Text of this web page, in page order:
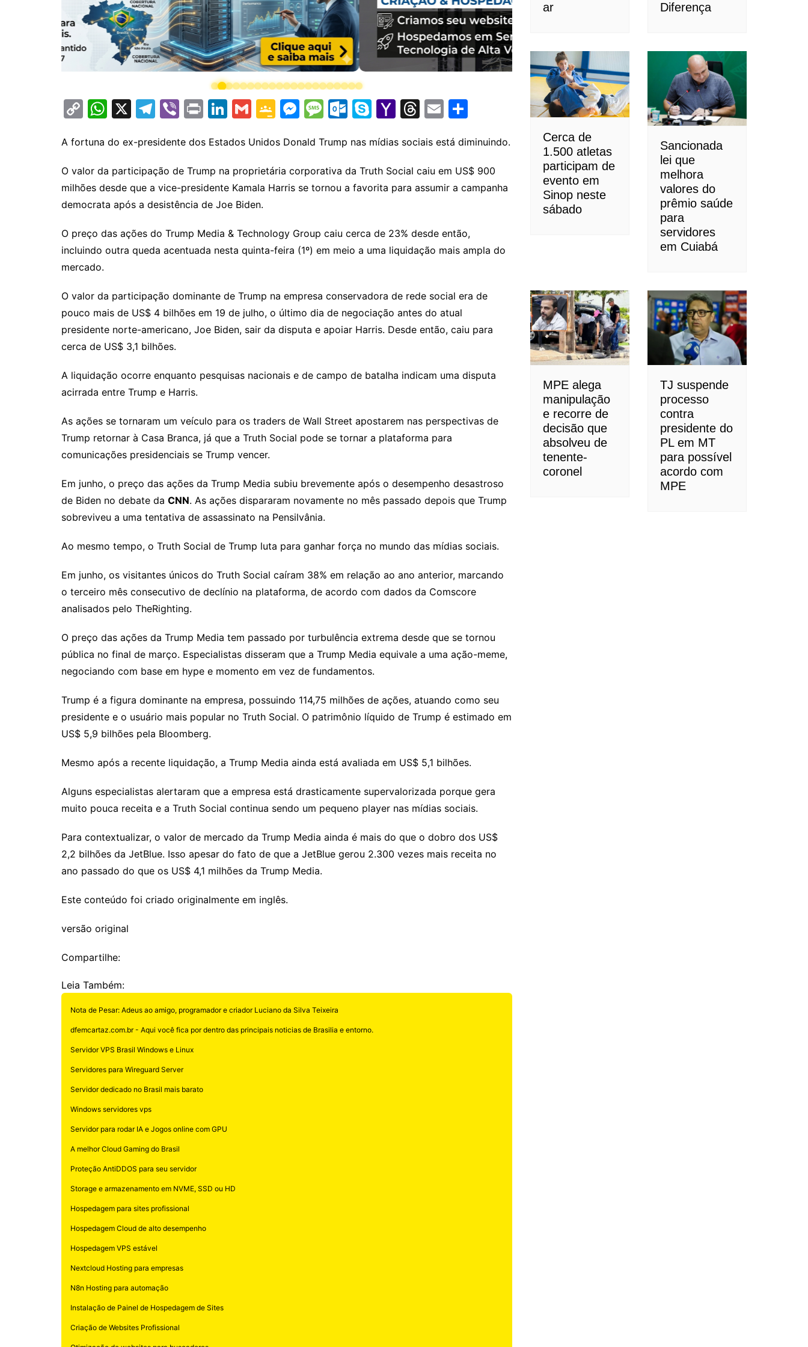
C
p
y
Li
n
W
at
s
A
p
X
T
e
gr
a
m
Vi
er
Pr
t
Li
k
e
dI
n
G
ai
l
G
o
gl
e
s
sr
o
m
M
s
s
e
er
M
s
s
a
O
lo
o
k.
m
S
y
p
e
Y
h
o
o
ai
l
T
e
a
d
E
ai
l
ar
e
A fortuna do ex-presidente dos Estados Unidos Donald Trump nas mídias sociais está diminuindo.
O valor da participação de Trump na proprietária corporativa da Truth Social caiu em US$ 900
milhões desde que a vice-presidente Kamala Harris se tornou a favorita para assumir a campanha
democrata após a desistência de Joe Biden.
O preço das ações do Trump Media & Technology Group caiu cerca de 23% desde então,
incluindo outra queda acentuada nesta quinta-feira (1º) em meio a uma liquidação mais ampla do
mercado.
O valor da participação dominante de Trump na empresa conservadora de rede social era de
pouco mais de US$ 4 bilhões em 19 de julho, o último dia de negociação antes do atual
presidente norte-americano, Joe Biden, sair da disputa e apoiar Harris. Desde então, caiu para
cerca de US$ 3,1 bilhões.
A liquidação ocorre enquanto pesquisas nacionais e de campo de batalha indicam uma disputa
acirrada entre Trump e Harris.
As ações se tornaram um veículo para os traders de Wall Street apostarem nas perspectivas de
Trump retornar à Casa Branca, já que a Truth Social pode se tornar a plataforma para
comunicações presidenciais se Trump vencer.
Em junho, o preço das ações da Trump Media subiu brevemente após o desempenho desastroso
de Biden no debate da CNN. As ações dispararam novamente no mês passado depois que Trump
sobreviveu a uma tentativa de assassinato na Pensilvânia.
Ao mesmo tempo, o Truth Social de Trump luta para ganhar força no mundo das mídias sociais.
Em junho, os visitantes únicos do Truth Social caíram 38% em relação ao ano anterior, marcando
o terceiro mês consecutivo de declínio na plataforma, de acordo com dados da Comscore
analisados ​​pelo TheRighting.
O preço das ações da Trump Media tem passado por turbulência extrema desde que se tornou
pública no final de março. Especialistas disseram que a Trump Media equivale a uma ação-meme,
negociando com base em hype e momento em vez de fundamentos.
Trump é a figura dominante na empresa, possuindo 114,75 milhões de ações, atuando como seu
presidente e o usuário mais popular no Truth Social. O patrimônio líquido de Trump é estimado em
US$ 5,9 bilhões pela Bloomberg.
Mesmo após a recente liquidação, a Trump Media ainda está avaliada em US$ 5,1 bilhões.
Alguns especialistas alertaram que a empresa está drasticamente supervalorizada porque gera
muito pouca receita e a Truth Social continua sendo um pequeno player nas mídias sociais.
Para contextualizar, o valor de mercado da Trump Media ainda é mais do que o dobro dos US$
2,2 bilhões da JetBlue. Isso apesar do fato de que a JetBlue gerou 2.300 vezes mais receita no
ano passado do que os US$ 4,1 milhões da Trump Media.
Este conteúdo foi criado originalmente em inglês.
versão original
Compartilhe:
Leia Também:
Nota de Pesar: Adeus ao amigo, programador e criador Luciano da Silva Teixeira
dfemcartaz.com.br - Aqui você fica por dentro das principais noticias de Brasilia e entorno.
Servidor VPS Brasil Windows e Linux
Servidores para Wireguard Server
Servidor dedicado no Brasil mais barato
Windows servidores vps
Servidor para rodar IA e Jogos online com GPU
A melhor Cloud Gaming do Brasil
Proteção AntiDDOS para seu servidor
Storage e armazenamento em NVME, SSD ou HD
Hospedagem para sites profissional
Hospedagem Cloud de alto desempenho
Hospedagem VPS estável
Nextcloud Hosting para empresas
N8n Hosting para automação
Instalação de Painel de Hospedagem de Sites
Criação de Websites Profissional
ar Diferença
Cerca de
1.500 atletas
participam de
evento em
Sinop neste
sábado
Sancionada
lei que
melhora
valores do
prêmio saúde
para
servidores
em Cuiabá
MPE alega
manipulação
e recorre de
decisão que
absolveu de
tenente-
coronel
TJ suspende
processo
contra
presidente do
PL em MT
para possível
acordo com
MPE